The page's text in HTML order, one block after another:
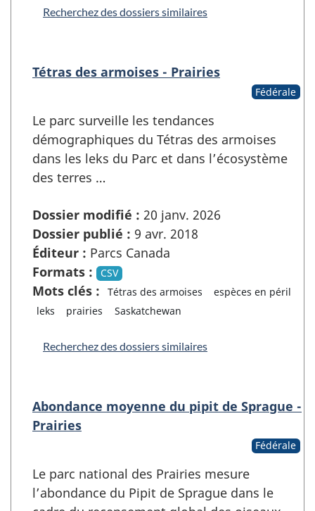
Recherchez des dossiers similaires
Tétras des armoises - Prairies
Fédérale
Le parc surveille les tendances
démographiques du Tétras des armoises
dans les leks du Parc et dans l’écosystème
des terres …
Dossier modifié : 20 janv. 2026
Dossier publié : 9 avr. 2018
Éditeur : Parcs Canada
Formats :
CSV
Mots clés : Tétras des armoises
espèces en péril
leks
prairies Saskatchewan
Recherchez des dossiers similaires
Abondance moyenne du pipit de Sprague -
Prairies
Fédérale
Le parc national des Prairies mesure
l’abondance du Pipit de Sprague dans le